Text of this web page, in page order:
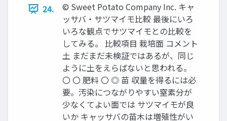
24.
© Sweet Potato Company Inc. キャ
ッサバ・サツマイモ比較 最後にいろ
いろな観点でサツマイモとの比較を
してみる。 比較項目 栽培面 コメント
土 まだまだ未検証ではあるが、同じ
ように土をえらばないと思われる。
〇 〇 肥料 〇 ◎ 苗 収量を得るには必
要。汚染につながりやすい窒素分が
少なくてよい面では サツマイモが良
いか キャッサバの苗木は増殖性がい